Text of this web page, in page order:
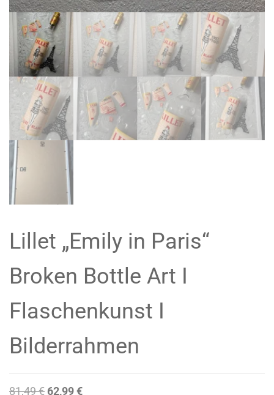
Lillet „Emily in Paris“
Broken Bottle Art I
Flaschenkunst I
Bilderrahmen
81,49€ Ursprünglicher
62,99€Aktueller